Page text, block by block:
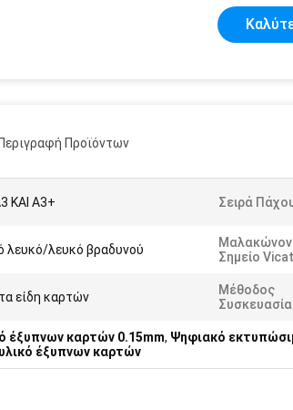
Περιγραφή Προϊόντων
ΚΑΙ A3+ Σειρά
λευκό/λευκό βραδυνού
Σημείο
είδη καρτών
Μέθοδος
έξυπνων καρτών 0.15mm, Ψηφιακό
έξυπνων καρτών